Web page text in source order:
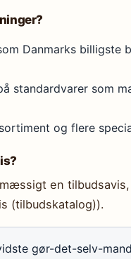
Danmarks billigste
standardvarer som
og flere
en
(tilbudskatalog)).
gør-det-selv-